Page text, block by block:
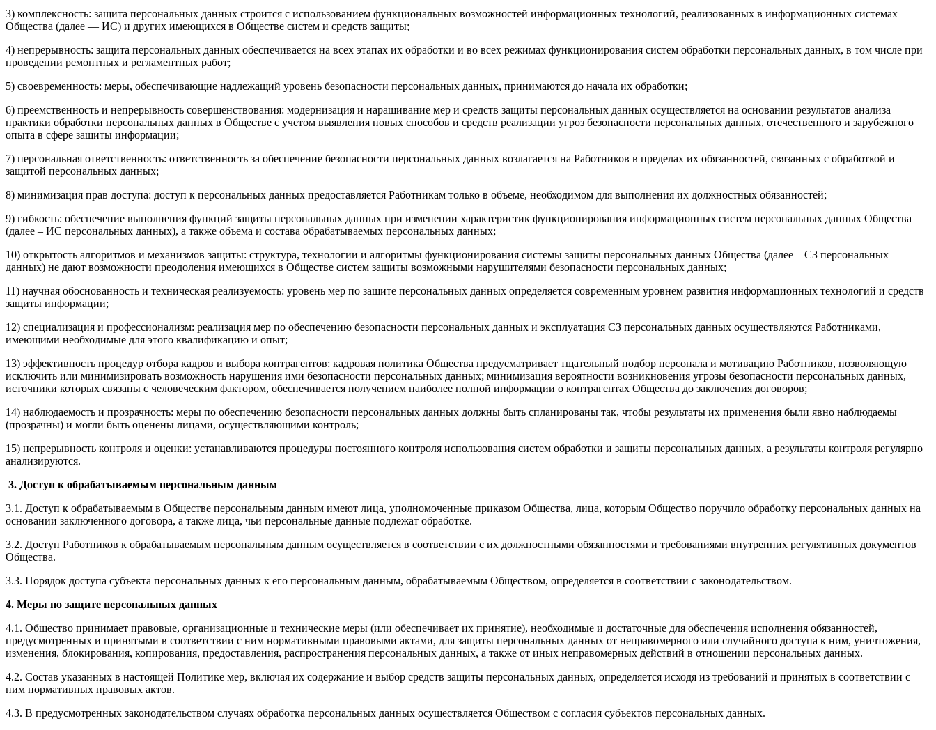
3) комплексность: защита персональных данных строится с использованием функциональных возможностей информационных технологий, реализованных в информационных системах
Общества (далее — ИС) и других имеющихся в Обществе систем и средств защиты;
4) непрерывность: защита персональных данных обеспечивается на всех этапах их обработки и во всех режимах функционирования систем обработки персональных данных, в том числе при
проведении ремонтных и регламентных работ;
5) своевременность: меры, обеспечивающие надлежащий уровень безопасности персональных данных, принимаются до начала их обработки;
6) преемственность и непрерывность совершенствования: модернизация и наращивание мер и средств защиты персональных данных осуществляется на основании результатов анализа
практики обработки персональных данных в Обществе с учетом выявления новых способов и средств реализации угроз безопасности персональных данных, отечественного и зарубежного
опыта в сфере защиты информации;
7) персональная ответственность: ответственность за обеспечение безопасности персональных данных возлагается на Работников в пределах их обязанностей, связанных с обработкой и
защитой персональных данных;
8) минимизация прав доступа: доступ к персональных данных предоставляется Работникам только в объеме, необходимом для выполнения их должностных обязанностей;
9) гибкость: обеспечение выполнения функций защиты персональных данных при изменении характеристик функционирования информационных систем персональных данных Общества
(далее – ИС персональных данных), а также объема и состава обрабатываемых персональных данных;
10) открытость алгоритмов и механизмов защиты: структура, технологии и алгоритмы функционирования системы защиты персональных данных Общества (далее – СЗ персональных
данных) не дают возможности преодоления имеющихся в Обществе систем защиты возможными нарушителями безопасности персональных данных;
11) научная обоснованность и техническая реализуемость: уровень мер по защите персональных данных определяется современным уровнем развития информационных технологий и средств
защиты информации;
12) специализация и профессионализм: реализация мер по обеспечению безопасности персональных данных и эксплуатация СЗ персональных данных осуществляются Работниками,
имеющими необходимые для этого квалификацию и опыт;
13) эффективность процедур отбора кадров и выбора контрагентов: кадровая политика Общества предусматривает тщательный подбор персонала и мотивацию Работников, позволяющую
исключить или минимизировать возможность нарушения ими безопасности персональных данных; минимизация вероятности возникновения угрозы безопасности персональных данных,
источники которых связаны с человеческим фактором, обеспечивается получением наиболее полной информации о контрагентах Общества до заключения договоров;
14) наблюдаемость и прозрачность: меры по обеспечению безопасности персональных данных должны быть спланированы так, чтобы результаты их применения были явно наблюдаемы
(прозрачны) и могли быть оценены лицами, осуществляющими контроль;
15) непрерывность контроля и оценки: устанавливаются процедуры постоянного контроля использования систем обработки и защиты персональных данных, а результаты контроля регулярно
анализируются.
3. Доступ к обрабатываемым персональным данным
3.1. Доступ к обрабатываемым в Обществе персональным данным имеют лица, уполномоченные приказом Общества, лица, которым Общество поручило обработку персональных данных на
основании заключенного договора, а также лица, чьи персональные данные подлежат обработке.
3.2. Доступ Работников к обрабатываемым персональным данным осуществляется в соответствии с их должностными обязанностями и требованиями внутренних регулятивных документов
Общества.
3.3. Порядок доступа субъекта персональных данных к его персональным данным, обрабатываемым Обществом, определяется в соответствии с законодательством.
4. Меры по защите персональных данных
4.1. Общество принимает правовые, организационные и технические меры (или обеспечивает их принятие), необходимые и достаточные для обеспечения исполнения обязанностей,
предусмотренных и принятыми в соответствии с ним нормативными правовыми актами, для защиты персональных данных от неправомерного или случайного доступа к ним, уничтожения,
изменения, блокирования, копирования, предоставления, распространения персональных данных, а также от иных неправомерных действий в отношении персональных данных.
4.2. Состав указанных в настоящей Политике мер, включая их содержание и выбор средств защиты персональных данных, определяется исходя из требований и принятых в соответствии с
ним нормативных правовых актов.
4.3. В предусмотренных законодательством случаях обработка персональных данных осуществляется Обществом с согласия субъектов персональных данных.